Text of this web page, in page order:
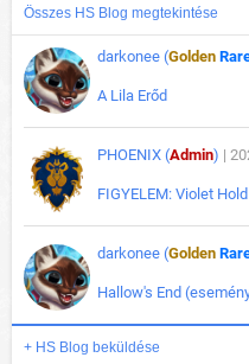
Összes HS Blog megtekintése
darkonee (Golden
A Lila Erőd
PHOENIX (Admin) |
FIGYELEM: Violet
darkonee (Golden
Hallow's End
+ HS Blog beküldése